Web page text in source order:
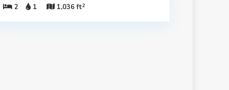
2
1 1,036 ft2